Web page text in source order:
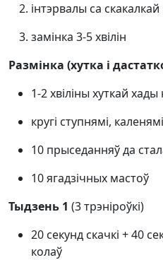
інтэрвалы са скакалкай
замінка 3-5 хвілін
Размінка (хутка і
1-2 хвіліны хуткай
кругі ступнямі,
10 прыседанняў да
10 ягадзічных мастоў
Тыдзень 1 (3 трэніроўкі)
20 секунд скачкі + 40
колаў